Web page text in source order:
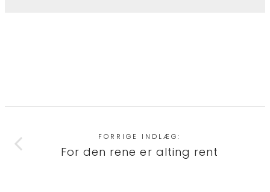
FORRIGE INDLÆG:
For den rene er alting rent